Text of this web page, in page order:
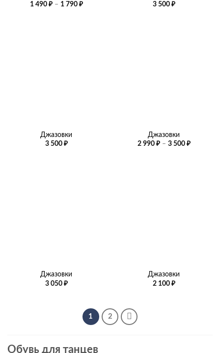
1 490 ₽ – 1 790 ₽Диапазон
3 500 ₽
Джазовки
3 500 ₽
Джазовки
2 990 ₽ – 3 500 ₽
Джазовки
3 050 ₽
Джазовки
2 100 ₽
1 2
Обувь для танцев